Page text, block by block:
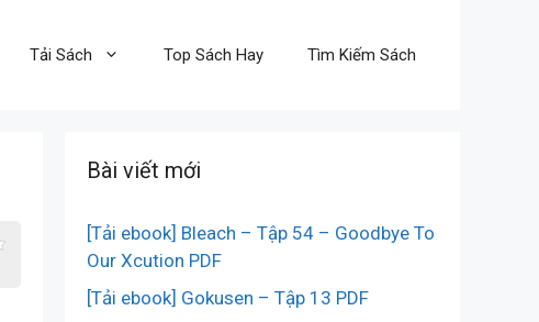
Tải Sách Top Sách Hay Tìm Kiếm Sách
Bài viết mới
[Tải ebook] Bleach – Tập 54 – Goodbye To
Our Xcution PDF
[Tải ebook] Gokusen – Tập 13 PDF